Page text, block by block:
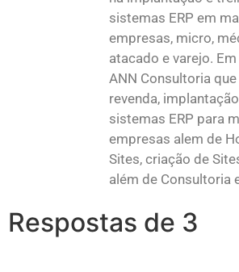
sistemas ERP em
empresas, micro,
atacado e varejo.
ANN Consultoria
revenda,
sistemas ERP para
empresas alem de
Sites, criação de
além de Consultoria
Respostas de 3